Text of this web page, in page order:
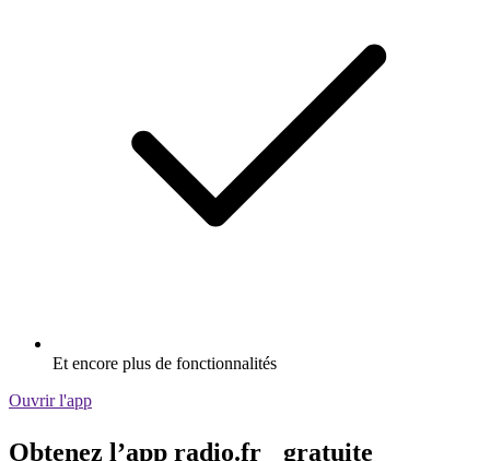
Et encore plus de fonctionnalités
Ouvrir l'app
Obtenez l’app radio.fr gratuite